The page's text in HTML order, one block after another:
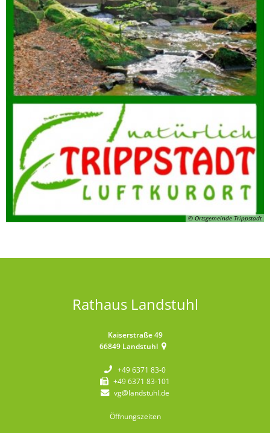
© Ortsgemeinde Trippstadt
Rathaus Landstuhl
Kaiserstraße 49
66849 Landstuhl
+49 6371 83-0
+49 6371 83-101
vg@landstuhl.de
Öffnungszeiten